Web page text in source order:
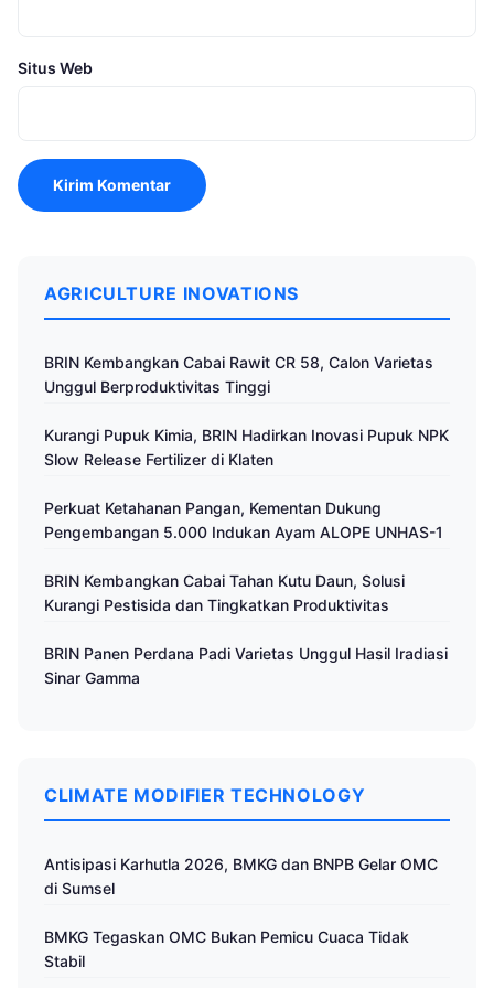
Situs Web
AGRICULTURE INOVATIONS
BRIN Kembangkan Cabai Rawit CR 58, Calon Varietas
Unggul Berproduktivitas Tinggi
Kurangi Pupuk Kimia, BRIN Hadirkan Inovasi Pupuk NPK
Slow Release Fertilizer di Klaten
Perkuat Ketahanan Pangan, Kementan Dukung
Pengembangan 5.000 Indukan Ayam ALOPE UNHAS-1
BRIN Kembangkan Cabai Tahan Kutu Daun, Solusi
Kurangi Pestisida dan Tingkatkan Produktivitas
BRIN Panen Perdana Padi Varietas Unggul Hasil Iradiasi
Sinar Gamma
CLIMATE MODIFIER TECHNOLOGY
Antisipasi Karhutla 2026, BMKG dan BNPB Gelar OMC
di Sumsel
BMKG Tegaskan OMC Bukan Pemicu Cuaca Tidak
Stabil